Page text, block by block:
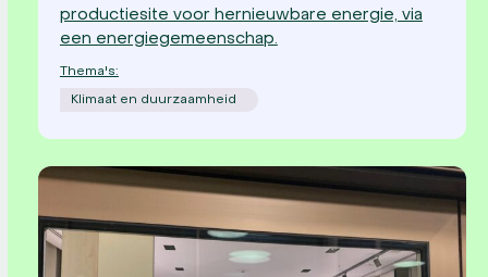
productiesite voor hernieuwbare energie, via
een energiegemeenschap.
Thema's:
Klimaat en duurzaamheid